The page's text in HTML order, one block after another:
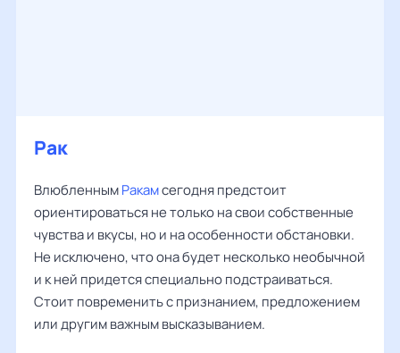
Рак
ВлюбленнымРакамсегодня предстоит
ориентироваться не только на свои собственные
чувства и вкусы, но и на особенности обстановки.
Не исключено, что она будет несколько необычной
и к ней придется специально подстраиваться.
Стоит повременить с признанием, предложением
или другим важным высказыванием.